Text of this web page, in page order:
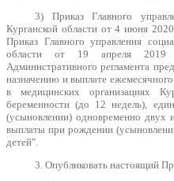
3) Приказ Главного
Курганской области от 4 июня
Приказ Главного управления
области от 19 апреля
Административного регламента
назначению и выплате
в медицинских организациях
беременности (до 12 недель),
(усыновлении) одновременно двух
выплаты при рождении
детей".
3. Опубликовать настоящий